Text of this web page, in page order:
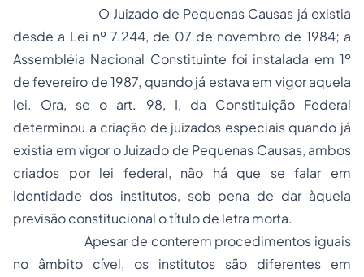
O Juizado de Pequenas Causas já existia
desde a Lei nº 7.244, de 07 de novembro de 1984; a
Assembléia Nacional Constituinte foi instalada em 1º
de fevereiro de 1987, quando já estava em vigor aquela
lei. Ora, se o art. 98, I, da Constituição Federal
determinou a criação de juizados especiais quando já
existia em vigor o Juizado de Pequenas Causas, ambos
criados por lei federal, não há que se falar em
identidade dos institutos, sob pena de dar àquela
previsão constitucional o título de letra morta.
Apesar de conterem procedimentos iguais
no âmbito cível, os institutos são diferentes em